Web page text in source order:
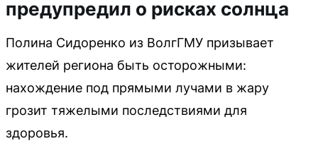
предупредил о рисках солнца
Полина Сидоренко из ВолгГМУ призывает
жителей региона быть осторожными:
нахождение под прямыми лучами в жару
грозит тяжелыми последствиями для
здоровья.